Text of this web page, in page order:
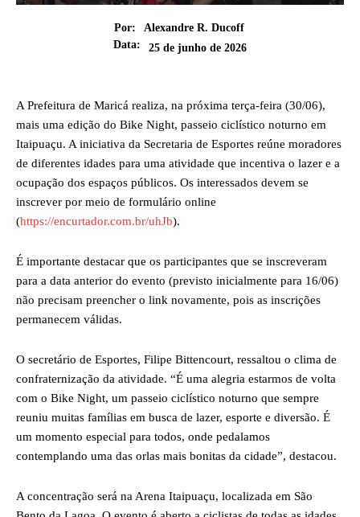
Por:
Alexandre R. Ducoff
Data:
25 de junho de 2026
A Prefeitura de Maricá realiza, na próxima terça-feira (30/06),
mais uma edição do Bike Night, passeio ciclístico noturno em
Itaipuaçu. A iniciativa da Secretaria de Esportes reúne moradores
de diferentes idades para uma atividade que incentiva o lazer e a
ocupação dos espaços públicos. Os interessados devem se
inscrever por meio de formulário online
(https://encurtador.com.br/uhJb).
É importante destacar que os participantes que se inscreveram
para a data anterior do evento (previsto inicialmente para 16/06)
não precisam preencher o link novamente, pois as inscrições
permanecem válidas.
O secretário de Esportes, Filipe Bittencourt, ressaltou o clima de
confraternização da atividade. “É uma alegria estarmos de volta
com o Bike Night, um passeio ciclístico noturno que sempre
reuniu muitas famílias em busca de lazer, esporte e diversão. É
um momento especial para todos, onde pedalamos
contemplando uma das orlas mais bonitas da cidade”, destacou.
A concentração será na Arena Itaipuaçu, localizada em São